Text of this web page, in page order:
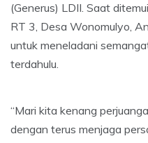
(Generus) LDII. Saat
RT 3, Desa Wonomulyo,
untuk meneladani
terdahulu.
“Mari kita kenang
dengan terus menjaga